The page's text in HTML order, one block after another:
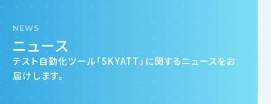
NEWS
ニュース
テスト自動化ツール「SKYATT」に関するニュースをお
届けします。